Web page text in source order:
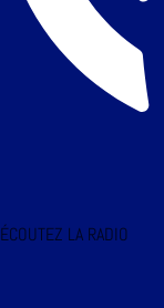
ÉCOUTEZ LA RADIO